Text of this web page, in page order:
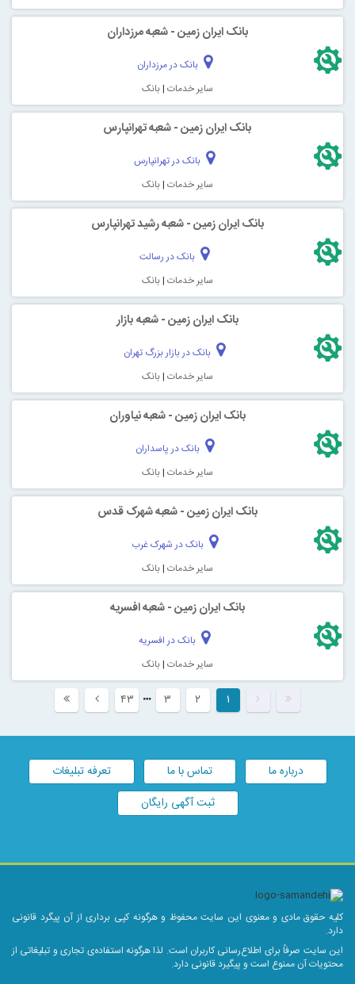
بانک ایران زمین - شعبه مرزداران
بانک در مرزداران
سایر خدمات |بانک
بانک ایران زمین - شعبه تهرانپارس
بانک در تهرانپارس
سایر خدمات |بانک
بانک ایران زمین - شعبه رشید تهرانپارس
بانک در رسالت
سایر خدمات |بانک
بانک ایران زمین - شعبه بازار
بانک در بازار بزرگ تهران
سایر خدمات |بانک
بانک ایران زمین - شعبه نیاوران
بانک در پاسداران
سایر خدمات |بانک
بانک ایران زمین - شعبه شهرک قدس
بانک در شهرک غرب
سایر خدمات |بانک
بانک ایران زمین - شعبه افسریه
بانک در افسریه
سایر خدمات |بانک
۱ ۲ ۳ ۴۳
درباره ما تماس با ما
تعرفه تبلیغات
ثبت آگهی رایگان
کلیه حقوق مادی و معنوی این سایت محفوظ و هرگونه کپی برداری از آن پیگرد قانونی
دارد.
این سایت صرفاً برای اطلاع‌رسانی کاربران است. لذا هرگونه استفاده‌ی تجاری و تبلیغاتی از
محتویات آن ممنوع است و پیگیرد قانونی دارد.